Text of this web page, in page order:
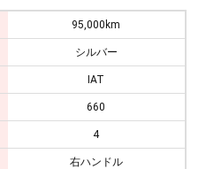
95,000km
シルバー
IAT
660
4
右ハンドル